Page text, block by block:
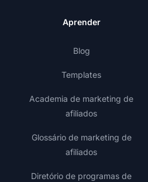
Aprender
Blog
Templates
Academia de marketing de
afiliados
Glossário de marketing de
afiliados
Diretório de programas de